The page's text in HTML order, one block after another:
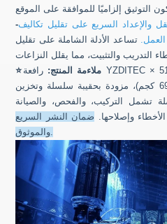
والإعداد السريع على تقليل تكاليف
العمل. تساعد الأدلة الشاملة على تقليل
⭐
ملاءمة المنتج: رافعة YZDITEC الجاهزة للطرق، صغيرة الحجم (510 ×
370 × 240 مم)، وخفيفة الوزن (69 كجم)، مزودة بحقيبة سلسلة وتخزين
تشمل التركيب، والفحص، والصيانة
وإصلاحها. ضمان النشر السريع
والموثوق.